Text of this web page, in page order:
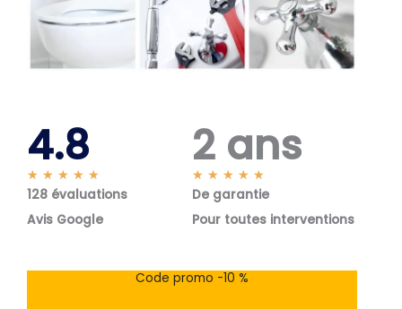
4.8
★ ★ ★ ★ ★
o
s
128 évaluations
Avis Google
2 ans
★ ★ ★ ★ ★
o
s
De garantie
Pour toutes interventions
Code promo -10 %